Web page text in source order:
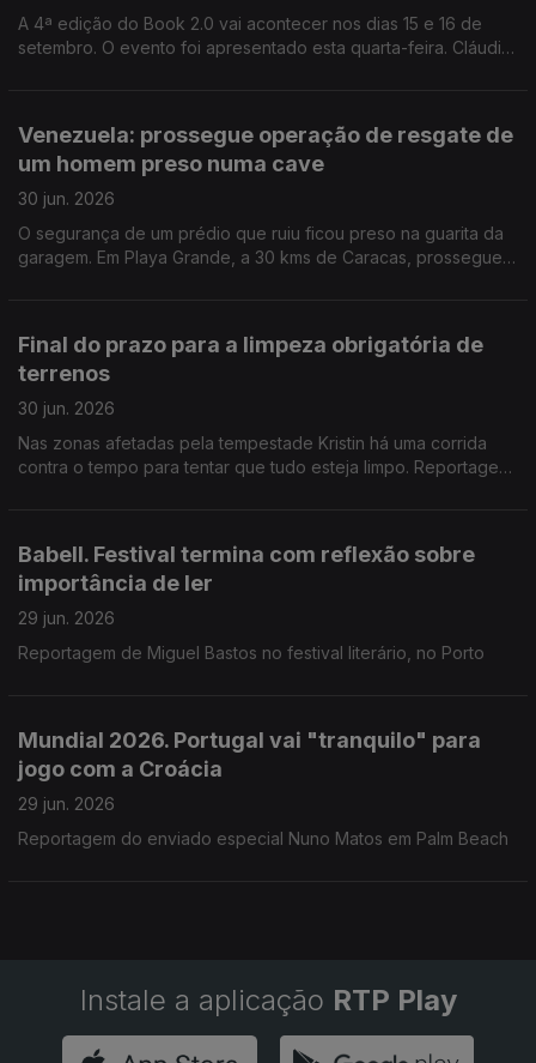
A 4ª edição do Book 2.0 vai acontecer nos dias 15 e 16 de
setembro. O evento foi apresentado esta quarta-feira. Cláudia
Venezuela: prossegue operação de resgate de
um homem preso numa cave
30 jun. 2026
O segurança de um prédio que ruiu ficou preso na guarita da
garagem. Em Playa Grande, a 30 kms de Caracas, prossegue a
Final do prazo para a limpeza obrigatória de
terrenos
30 jun. 2026
Nas zonas afetadas pela tempestade Kristin há uma corrida
contra o tempo para tentar que tudo esteja limpo. Reportagem
Babell. Festival termina com reflexão sobre
importância de ler
29 jun. 2026
Reportagem de Miguel Bastos no festival literário, no Porto
Mundial 2026. Portugal vai "tranquilo" para
jogo com a Croácia
29 jun. 2026
Reportagem do enviado especial Nuno Matos em Palm Beach
Instale a aplicação RTP Play